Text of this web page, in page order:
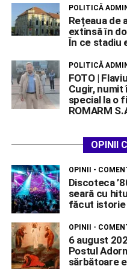
POLITICĂ
Rețeaua de
extinsă în
În ce stadiu
POLITICĂ
FOTO |
Cugir,
special la o
ROMARM
OPINII
OPINII -
Discoteca
seară cu
făcut istorie
OPINII -
6 august
Postul
sărbătoare